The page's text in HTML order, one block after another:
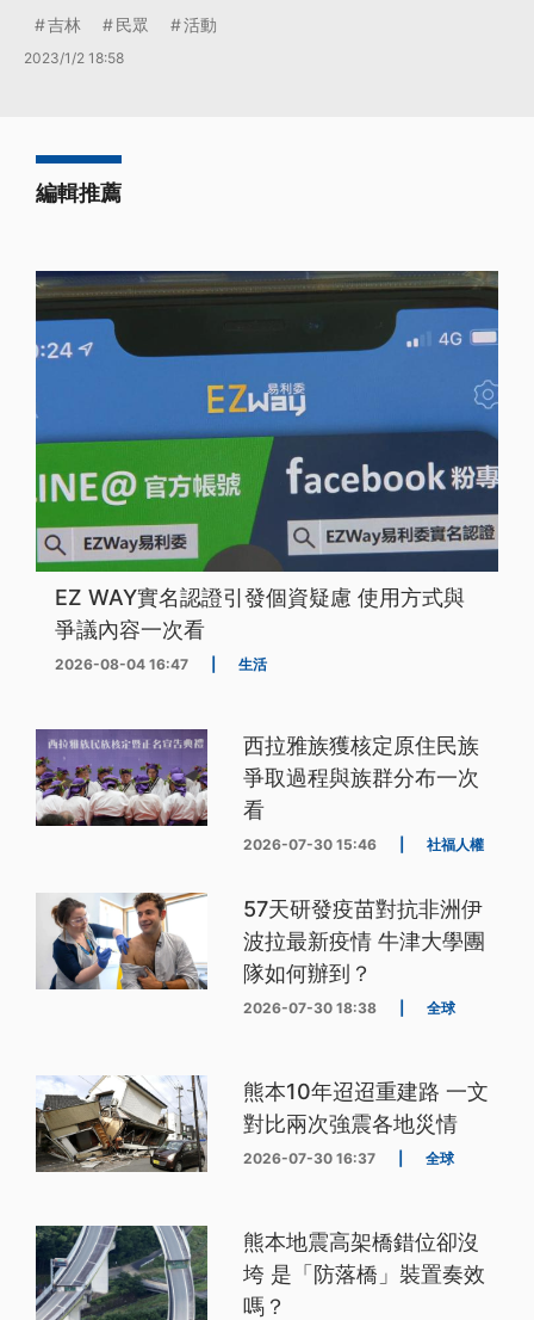
吉林 民眾 活動
2023/1/2 18:58
編輯推薦
EZ WAY實名認證引發個資疑慮 使用方式與
爭議內容一次看
2026-08-04 16:47 生活
西拉雅族獲核定原住民族
爭取過程與族群分布一次
看
2026-07-30 15:46 社福人權
57天研發疫苗對抗非洲伊
波拉最新疫情 牛津大學團
隊如何辦到？
2026-07-30 18:38 全球
熊本10年迢迢重建路 一文
對比兩次強震各地災情
2026-07-30 16:37 全球
熊本地震高架橋錯位卻沒
垮 是「防落橋」裝置奏效
嗎？